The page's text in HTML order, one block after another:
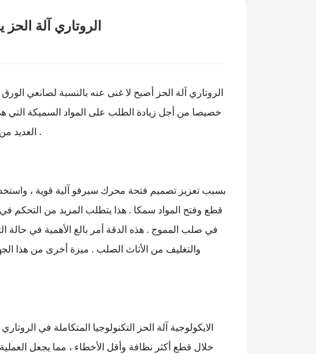
الروتاري آلة
الروتاري آلة الحز أصبح لا غنى عنه بالنسبة لصانعي
خصيصا من أجل زيادة الطلب على المواد السميكة التي
العديد من الصناعات ، وهذه الآلات هي فعالة جدا بسبب انخفاض متطلبات الصيانة ، وحماية البيئة ، وكفاءة عالية الأداء .
بسبب تعزيز تصميم فتحة محرك سيرفو آلية قوية ،
قطع وفتح المواد سمكا . هذا يتطلب المزيد من التحكم
في صلب المموج . هذه الدقة أمر بالغ الأهمية في حالة
والتغليف من الأثاث الصلب . ميزة أخرى من هذا
الايكولوجية آلة الحز التكنولوجيا المتكاملة في
خلال قطع أكثر نظافة وأقل الأخطاء ، مما يجعل العملية